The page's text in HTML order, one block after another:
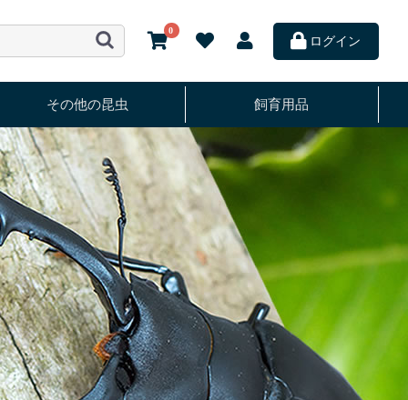
0
ログイン
その他の昆虫 飼育用品